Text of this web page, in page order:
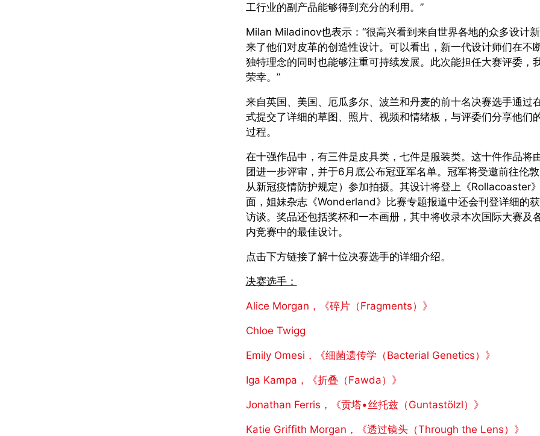
工行业的副产品能够得到充分的利用。”
Milan Miladinov也表示：“很高兴看到来自世界各地的众多设计
来了他们对皮革的创造性设计。可以看出，新一代设计师们在不
独特理念的同时也能够注重可持续发展。此次能担任大赛评委，
荣幸。”
来自英国、美国、厄瓜多尔、波兰和丹麦的前十名决赛选手通过
式提交了详细的草图、照片、视频和情绪板，与评委们分享他们
过程。
在十强作品中，有三件是皮具类，七件是服装类。这十件作品将
团进一步评审，并于6月底公布冠亚军名单。冠军将受邀前往伦
从新冠疫情防护规定）参加拍摄。其设计将登上《Rollacoaster
面，姐妹杂志《Wonderland》比赛专题报道中还会刊登详细的
访谈。奖品还包括奖杯和一本画册，其中将收录本次国际大赛及
内竞赛中的最佳设计。
点击下方链接了解十位决赛选手的详细介绍。
决赛选手：
Alice Morgan，《碎片（Fragments）》
Chloe Twigg
Emily Omesi，《细菌遗传学（Bacterial Genetics）》
Iga Kampa，《折叠（Fawda）》
Jonathan Ferris，《贡塔•丝托兹（Guntastölzl）》
Katie Griffith Morgan，《透过镜头（Through the Lens）》